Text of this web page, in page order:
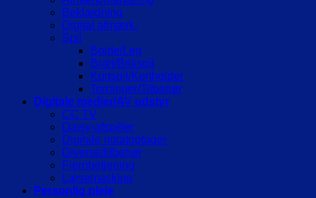
Beklædning
Digital afmærk.
Spil
Bolde/Leg
Bræt/Brikspil
Kortspil/Kortholder
Terninger/Tilbehør
Digitale medier/AV udstyr
CC TV
Daisy-afspiller
Digitale notatoptager
Diverse/tilbehør
Fjernbetjening
Læsemaskine
Personlig pleje